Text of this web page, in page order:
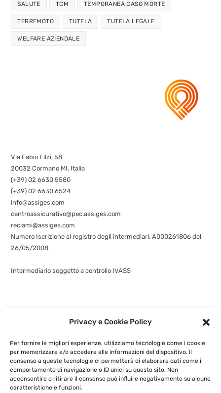
Privacy e Cookie Policy
Per fornire le migliori esperienze, utilizziamo tecnologie come i cookie
per memorizzare e/o accedere alle informazioni del dispositivo. Il
consenso a queste tecnologie ci permetterà di elaborare dati come il
comportamento di navigazione o ID unici su questo sito. Non
acconsentire o ritirare il consenso può influire negativamente su alcune
caratteristiche e funzioni.
SALUTE TCM TEMPORANEA CASO MORTE
TERREMOTO TUTELA TUTELA LEGALE
WELFARE AZIENDALE
Via Fabio Filzi, 58
20032 Cormano MI, Italia
(+39) 02 6630 5580
(+39) 02 6630 6524
info@assiges.com
centroassicurativo@pec.assiges.com
reclami@assiges.com
Numero Iscrizione al registro degli intermediari: A000261806 del
26/05/2008
Intermediario soggetto a controllo IVASS
Cookie Policy|
Powered by
G.S.V. Digital Solution